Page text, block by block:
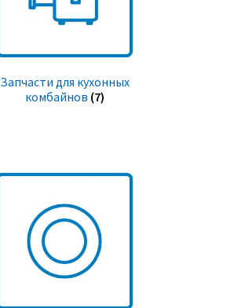
Запчасти для кухонных
комбайнов (7)